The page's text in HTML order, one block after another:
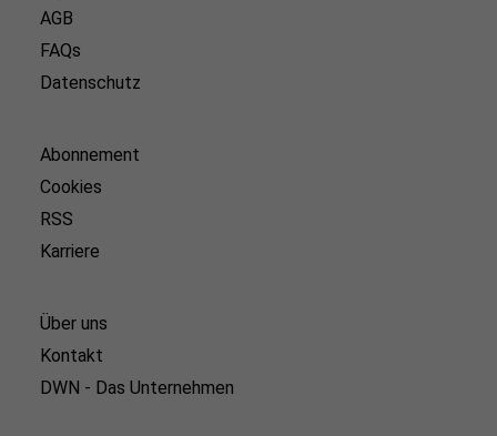
AGB
FAQs
Datenschutz
Abonnement
Cookies
RSS
Karriere
Über uns
Kontakt
DWN - Das Unternehmen